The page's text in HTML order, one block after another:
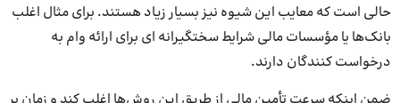
حالی است که معایب این شیوه نیز بسیار زیاد هستند. برای مثال اغلب
بانک‌ها یا مؤسسات مالی شرایط سختگیرانه ای برای ارائه وام به
درخواست کنندگان دارند.